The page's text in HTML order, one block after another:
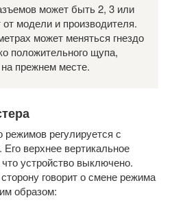
может быть 2, 3 или
модели и производителя.
может меняться гнездо
положительного щупа,
прежнем месте.
режимов регулируется с
верхнее вертикальное
устройство выключено.
говорит о смене режима
образом: